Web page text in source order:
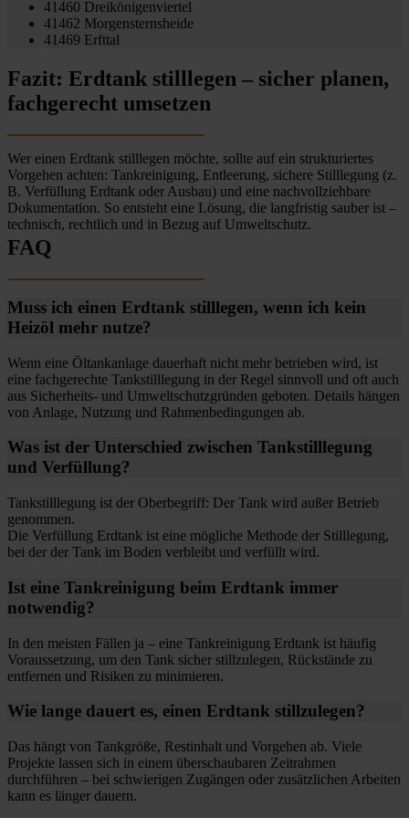
41460 Dreikönigenviertel
41462 Morgensternsheide
41469 Erfttal
Fazit: Erdtank stilllegen – sicher planen,
fachgerecht umsetzen
Wer einen Erdtank stilllegen möchte, sollte auf ein strukturiertes
Vorgehen achten: Tankreinigung, Entleerung, sichere Stilllegung (z.
B. Verfüllung Erdtank oder Ausbau) und eine nachvollziehbare
Dokumentation. So entsteht eine Lösung, die langfristig sauber ist –
technisch, rechtlich und in Bezug auf Umweltschutz.
FAQ
Muss ich einen Erdtank stilllegen, wenn ich kein
Heizöl mehr nutze?
Wenn eine Öltankanlage dauerhaft nicht mehr betrieben wird, ist
eine fachgerechte Tankstilllegung in der Regel sinnvoll und oft auch
aus Sicherheits- und Umweltschutzgründen geboten. Details hängen
von Anlage, Nutzung und Rahmenbedingungen ab.
Was ist der Unterschied zwischen Tankstilllegung
und Verfüllung?
Tankstilllegung ist der Oberbegriff: Der Tank wird außer Betrieb
genommen.
Die Verfüllung Erdtank ist eine mögliche Methode der Stilllegung,
bei der der Tank im Boden verbleibt und verfüllt wird.
Ist eine Tankreinigung beim Erdtank immer
notwendig?
In den meisten Fällen ja – eine Tankreinigung Erdtank ist häufig
Voraussetzung, um den Tank sicher stillzulegen, Rückstände zu
entfernen und Risiken zu minimieren.
Wie lange dauert es, einen Erdtank stillzulegen?
Das hängt von Tankgröße, Restinhalt und Vorgehen ab. Viele
Projekte lassen sich in einem überschaubaren Zeitrahmen
durchführen – bei schwierigen Zugängen oder zusätzlichen Arbeiten
kann es länger dauern.